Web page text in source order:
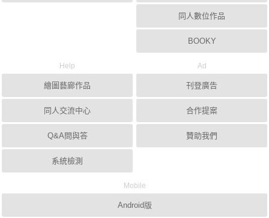
同人數位作品
BOOKY
Help
繪圖藝廊作品
同人交流中心
Q&A問與答
系統檢測
Ad
刊登廣告
合作提案
贊助我們
Mobile
Android版